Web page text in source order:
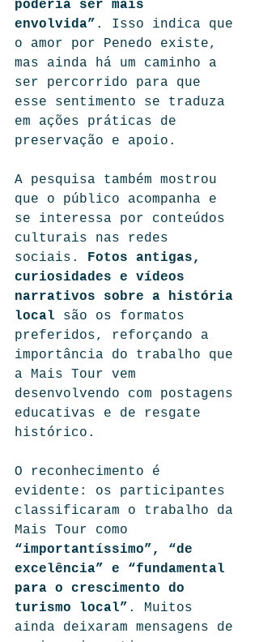
poderia ser mais
envolvida” . Isso indica que
o amor por Penedo existe,
mas ainda há um caminho a
ser percorrido para que
esse sentimento se traduza
em ações práticas de
preservação e apoio.
A pesquisa também mostrou
que o público acompanha e
se interessa por conteúdos
culturais nas redes
sociais. Fotos antigas,
curiosidades e vídeos
narrativos sobre a história
local são os formatos
preferidos, reforçando a
importância do trabalho que
a Mais Tour vem
desenvolvendo com postagens
educativas e de resgate
histórico.
O reconhecimento é
evidente: os participantes
classificaram o trabalho da
Mais Tour como
“importantíssimo”, “de
excelência” e “fundamental
para o crescimento do
turismo local” . Muitos
ainda deixaram mensagens de